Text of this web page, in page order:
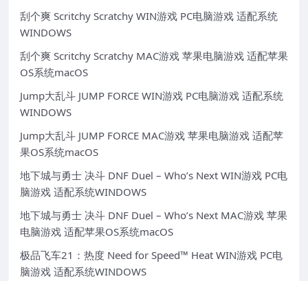
刮个爽 Scritchy Scratchy WIN游戏 PC电脑游戏 适配系统
WINDOWS
刮个爽 Scritchy Scratchy MAC游戏 苹果电脑游戏 适配苹果
OS系统macOS
Jump大乱斗 JUMP FORCE WIN游戏 PC电脑游戏 适配系统
WINDOWS
Jump大乱斗 JUMP FORCE MAC游戏 苹果电脑游戏 适配苹
果OS系统macOS
地下城与勇士 决斗 DNF Duel – Who’s Next WIN游戏 PC电
脑游戏 适配系统WINDOWS
地下城与勇士 决斗 DNF Duel – Who’s Next MAC游戏 苹果
电脑游戏 适配苹果OS系统macOS
极品飞车21：热度 Need for Speed™ Heat WIN游戏 PC电
脑游戏 适配系统WINDOWS